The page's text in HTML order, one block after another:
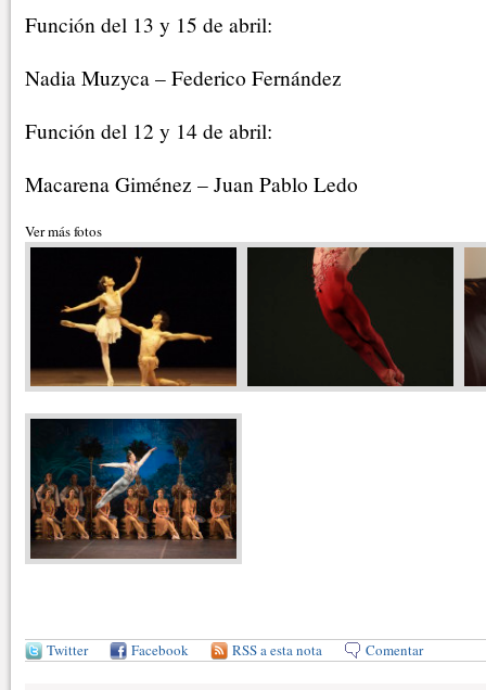
Función del 13 y 15 de abril:
Nadia Muzyca – Federico Fernández
Función del 12 y 14 de abril:
Macarena Giménez – Juan Pablo Ledo
Ver más fotos
Twitter Facebook RSS a esta nota Comentar